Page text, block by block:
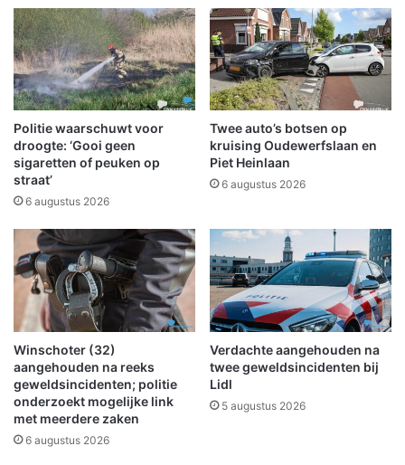
s
t
i
g
g
e
w
o
n
d
n
a
n
j
d
i
n
g
i
n
e
g
e
v
o
e
l
,
m
a
a
d
a
n
t
e
v
e
n
a
n
Politie waarschuwt voor
droogte: ‘Gooi geen
sigaretten of peuken op
straat’
6 augustus 2026
Twee auto’s botsen op
kruising Oudewerfslaan en
Piet Heinlaan
6 augustus 2026
Winschoter (32)
aangehouden na reeks
geweldsincidenten; politie
onderzoekt mogelijke link
met meerdere zaken
6 augustus 2026
Verdachte aangehouden na
twee geweldsincidenten bij
Lidl
5 augustus 2026